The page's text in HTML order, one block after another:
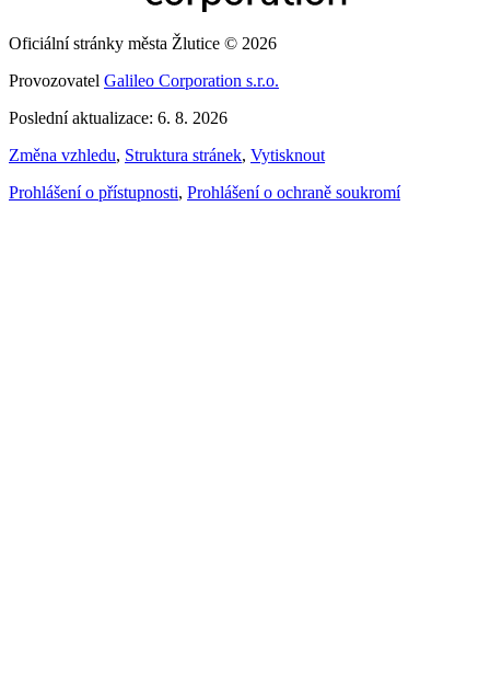
Oficiální stránky města Žlutice © 2026
Provozovatel Galileo Corporation s.r.o.
Poslední aktualizace: 6. 8. 2026
Změna vzhledu, Struktura stránek, Vytisknout
Prohlášení o přístupnosti, Prohlášení o ochraně soukromí